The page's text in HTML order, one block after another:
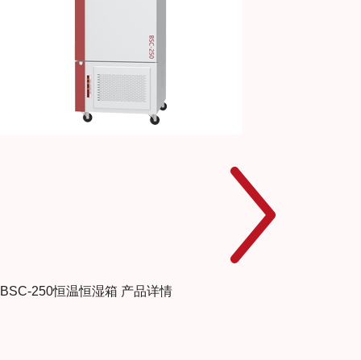
BSC-250恒温恒湿箱 产品详情